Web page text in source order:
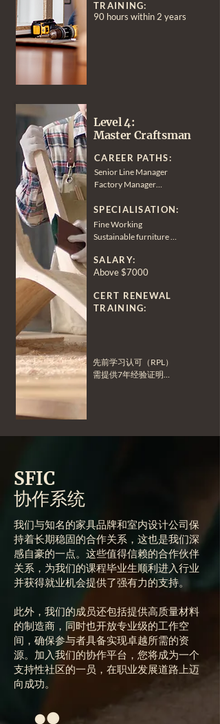
TRAINING:
90 hours within 2 years
先前学习认可（RPL）
需提供7年经验证明
Level 4:
Master Craftsman
CAREER PATHS:
Senior Line Manager
Factory Manager
SPECIALISATION:
Fine Working
Sustainable furniture
Artistic Furniture
Sculptures.
Sharing or Teaching
SALARY:
Above $7000
CERT RENEWAL
TRAINING:
SFIC
协作系统
我们与知名的家具品牌和室内设计公司保
持着长期稳固的合作关系，这也是我们深
感自豪的一点。这些值得信赖的合作伙伴
关系，为我们的课程毕业生顺利进入行业
并获得就业机会提供了强有力的支持。
此外，我们的成员还包括提供高质量材料
的制造商，同时也开放专业级的工作空
间，确保参与者具备实现卓越所需的资
源。加入我们的协作平台，您将成为一个
支持性社区的一员，在职业发展道路上迈
向成功。